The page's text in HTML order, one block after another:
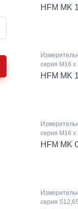
HFM MK
серия M16 x
HFM MK
серия M16 x
HFM MK
серия